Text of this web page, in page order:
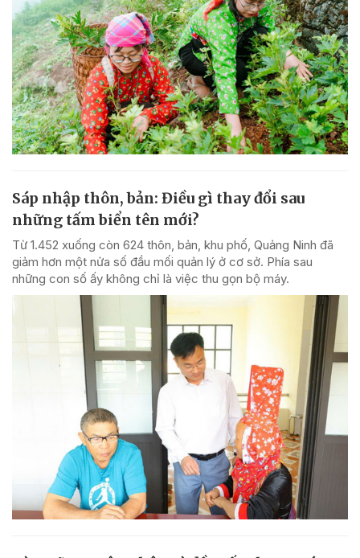
Sáp nhập thôn, bản: Điều gì thay đổi sau
những tấm biển tên mới?
Từ 1.452 xuống còn 624 thôn, bản, khu phố, Quảng Ninh đã
giảm hơn một nửa số đầu mối quản lý ở cơ sở. Phía sau
những con số ấy không chỉ là việc thu gọn bộ máy.